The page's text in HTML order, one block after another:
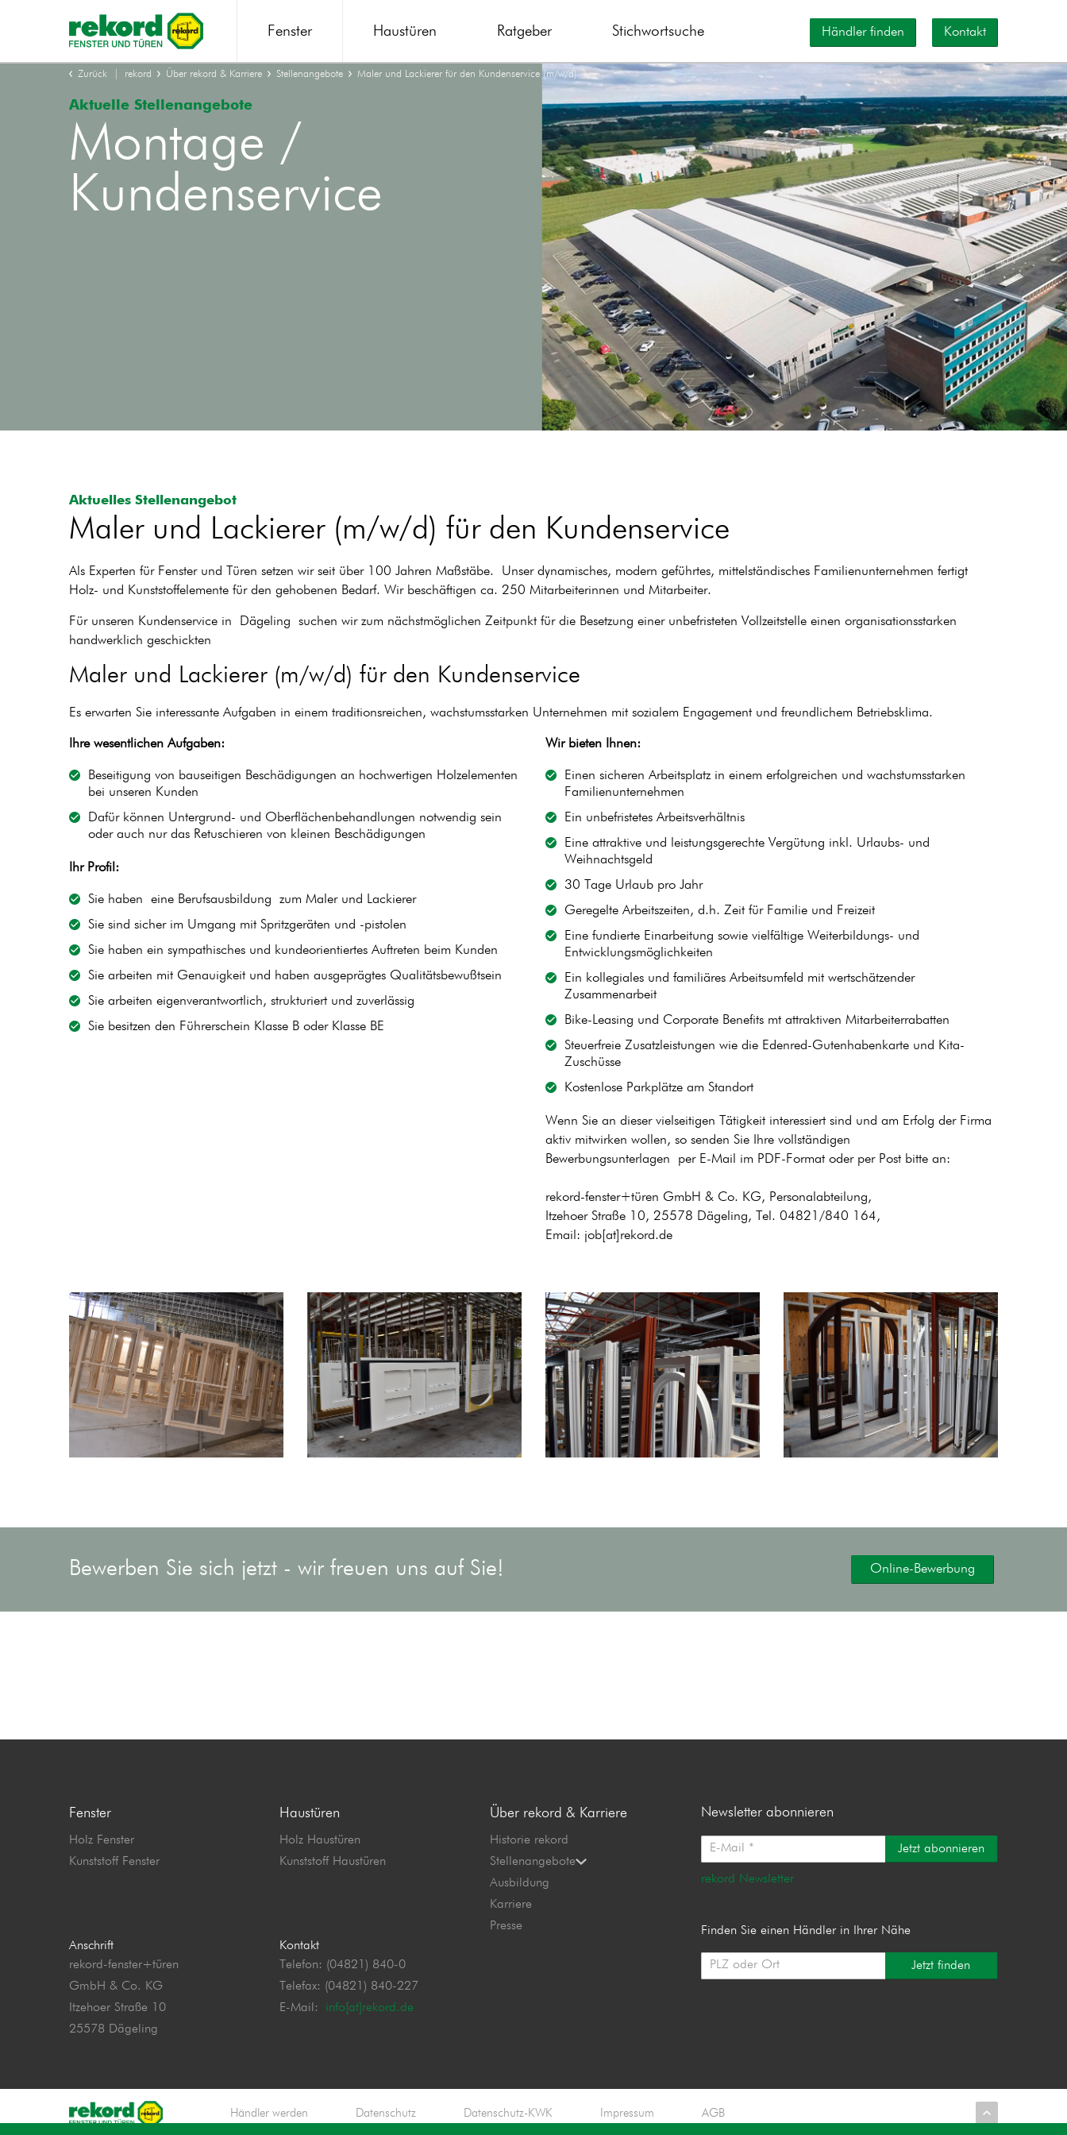
Fenster Haustüren Ratgeber Stichwortsuche Händler finden Kontakt
Zurück rekord Über rekord & Karriere Stellenangebote Maler und Lackierer für den Kundenservice (m/w/d)
Aktuelle Stellenangebote
Montage /
Kundenservice
Aktuelles Stellenangebot
Maler und Lackierer (m/w/d) für den Kundenservice
Als Experten für Fenster und Türen setzen wir seit über 100 Jahren Maßstäbe. Unser dynamisches, modern geführtes, mittelständisches Familienunternehmen fertigt
Holz- und Kunststoffelemente für den gehobenen Bedarf. Wir beschäftigen ca. 250 Mitarbeiterinnen und Mitarbeiter.
Für unseren Kundenservice in Dägeling suchen wir zum nächstmöglichen Zeitpunkt für die Besetzung einer unbefristeten Vollzeitstelle einen organisationsstarken
handwerklich geschickten
Maler und Lackierer (m/w/d) für den Kundenservice
Es erwarten Sie interessante Aufgaben in einem traditionsreichen, wachstumsstarken Unternehmen mit sozialem Engagement und freundlichem Betriebsklima.
Ihre wesentlichen Aufgaben:
Beseitigung von bauseitigen Beschädigungen an hochwertigen Holzelementen
bei unseren Kunden
Dafür können Untergrund- und Oberflächenbehandlungen notwendig sein
oder auch nur das Retuschieren von kleinen Beschädigungen
Ihr Profil:
Sie haben eine Berufsausbildung zum Maler und Lackierer
Sie sind sicher im Umgang mit Spritzgeräten und -pistolen
Sie haben ein sympathisches und kundeorientiertes Auftreten beim Kunden
Sie arbeiten mit Genauigkeit und haben ausgeprägtes Qualitätsbewußtsein
Sie arbeiten eigenverantwortlich, strukturiert und zuverlässig
Sie besitzen den Führerschein Klasse B oder Klasse BE
Wir bieten Ihnen:
Einen sicheren Arbeitsplatz in einem erfolgreichen und wachstumsstarken
Familienunternehmen
Ein unbefristetes Arbeitsverhältnis
Eine attraktive und leistungsgerechte Vergütung inkl. Urlaubs- und
Weihnachtsgeld
30 Tage Urlaub pro Jahr
Geregelte Arbeitszeiten, d.h. Zeit für Familie und Freizeit
Eine fundierte Einarbeitung sowie vielfältige Weiterbildungs- und
Entwicklungsmöglichkeiten
Ein kollegiales und familiäres Arbeitsumfeld mit wertschätzender
Zusammenarbeit
Bike-Leasing und Corporate Benefits mt attraktiven Mitarbeiterrabatten
Steuerfreie Zusatzleistungen wie die Edenred-Gutenhabenkarte und Kita-
Zuschüsse
Kostenlose Parkplätze am Standort
Wenn Sie an dieser vielseitigen Tätigkeit interessiert sind und am Erfolg der Firma
aktiv mitwirken wollen, so senden Sie Ihre vollständigen
Bewerbungsunterlagen per E-Mail im PDF-Format oder per Post bitte an:
rekord-fenster+türen GmbH & Co. KG, Personalabteilung,
Itzehoer Straße 10, 25578 Dägeling, Tel. 04821/840 164,
Email: job[at]rekord.de
Bewerben Sie sich jetzt - wir freuen uns auf Sie! Online-Bewerbung
Fenster
Holz Fenster
Kunststoff Fenster
Haustüren
Holz Haustüren
Kunststoff Haustüren
Über rekord & Karriere
Historie rekord
Stellenangebote
Ausbildung
Karriere
Presse
Anschrift
rekord-fenster+türen
GmbH & Co. KG
Itzehoer Straße 10
25578 Dägeling
Kontakt
Telefon: (04821) 840-0
Telefax: (04821) 840-227
E-Mail: info[at]rekord.de
Newsletter abonnieren
Jetzt abonnieren
rekord Newsletter
Finden Sie einen Händler in Ihrer Nähe
Jetzt finden
Händler werden Datenschutz Datenschutz-KWK Impressum AGB